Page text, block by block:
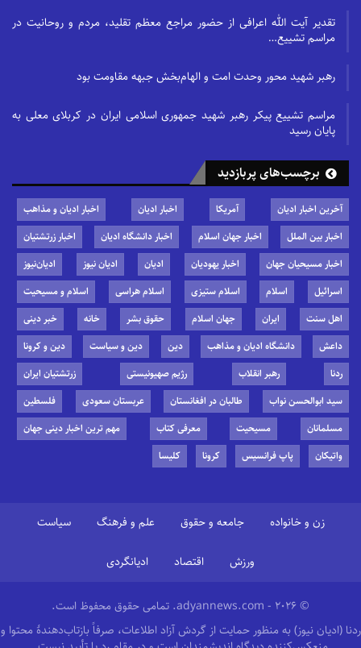
تقدیر آیت الله اعرافی از حضور مراجع معظم تقلید، مردم و روحانیت در
مراسم تشییع…
رهبر شهید محور وحدت امت و الهام‌بخش جبهه مقاومت بود
مراسم تشییع پیکر رهبر شهید جمهوری اسلامی ایران در کربلای معلی به
پایان رسید
برچسب‌های پربازدید
آخرین اخبار ادیان آمریکا اخبار ادیان
اخبار ادیان و مذاهب
اخبار بین الملل
اخبار جهان اسلام اخبار دانشگاه ادیان
اخبار زرتشتیان
اخبار مسیحیان جهان
اخبار یهودیان ادیان ادیان نیوز
ادیان‌نیوز
اسرائیل
اسلام اسلام ستیزی اسلام هراسی
اسلام و مسیحیت
اهل سنت
ایران جهان اسلام حقوق بشر خانه
خبر دینی
داعش
دانشگاه ادیان و مذاهب دین دین و سیاست
دین و کرونا
ردنا
رهبر انقلاب رژیم صهیونیستی
زرتشتیان ایران
سید ابوالحسن نواب
طالبان در افغانستان عربستان سعودی
فلسطین
مسلمانان
مسیحیت معرفی کتاب
مهم ترین اخبار دینی جهان
واتیکان
پاپ فرانسیس کرونا کلیسا
زن و خانواده جامعه و حقوق علم و فرهنگ سیاست
ورزش اقتصاد ادیانگردی
© 2026 - adyannews.com. تمامی حقوق محفوظ است.
ردنا (ادیان نیوز) به منظور حمایت از گردش آزاد اطلاعات، صرفاً بازتاب‌دهندهٔ محتوا و